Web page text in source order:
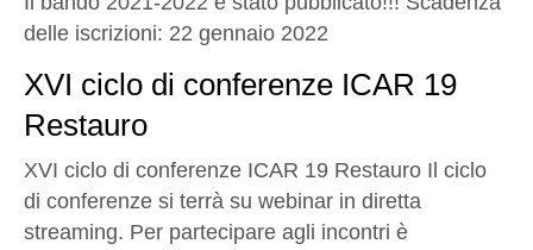
delle iscrizioni: 22 gennaio 2022
XVI ciclo di conferenze ICAR 19
Restauro
XVI ciclo di conferenze ICAR 19 Restauro Il ciclo
di conferenze si terrà su webinar in diretta
streaming. Per partecipare agli incontri è